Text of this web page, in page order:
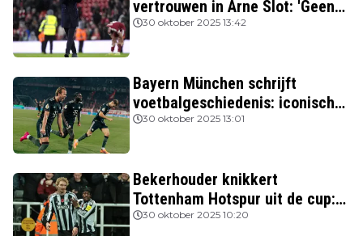
vertrouwen in Arne Slot: 'Geen
kans'
30 oktober 2025 13:42
Bayern München schrijft
voetbalgeschiedenis: iconische
Nederlanders verslagen
30 oktober 2025 13:01
Bekerhouder knikkert
Tottenham Hotspur uit de cup:
drie van de vier topclubs nog in
30 oktober 2025 10:20